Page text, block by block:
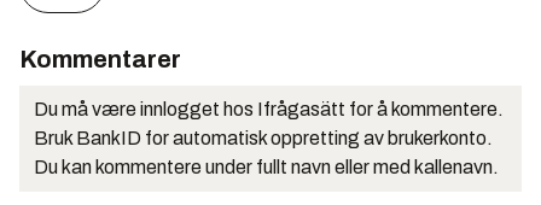
Kommentarer
Du må være innlogget hos Ifrågasätt for å kommentere.
Bruk BankID for automatisk oppretting av brukerkonto.
Du kan kommentere under fullt navn eller med kallenavn.